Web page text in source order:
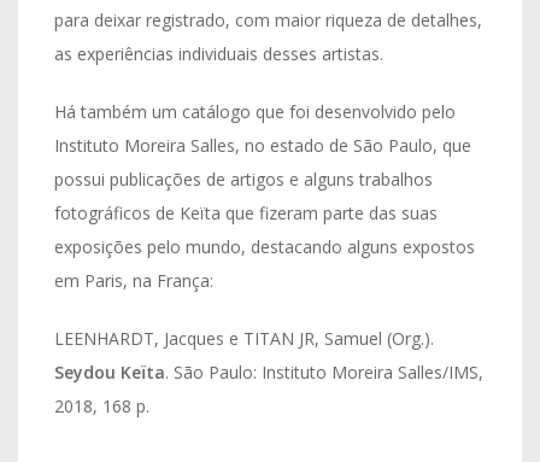
para deixar registrado, com maior riqueza de detalhes,
as experiências individuais desses artistas.
Há também um catálogo que foi desenvolvido pelo
Instituto Moreira Salles, no estado de São Paulo, que
possui publicações de artigos e alguns trabalhos
fotográficos de Keïta que fizeram parte das suas
exposições pelo mundo, destacando alguns expostos
em Paris, na França:
LEENHARDT, Jacques e TITAN JR, Samuel (Org.).
Seydou Keïta. São Paulo: Instituto Moreira Salles/IMS,
2018, 168 p.